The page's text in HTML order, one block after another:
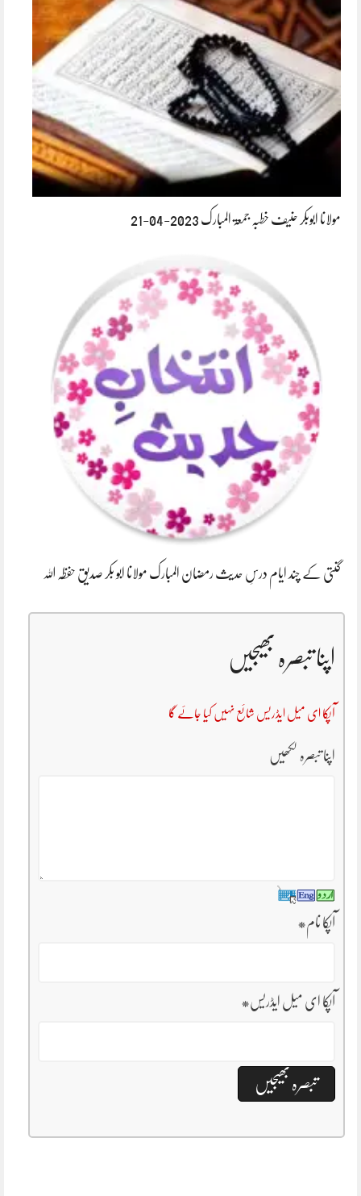
مولانا ابوبکر حنیف خطبہ جمعۃ المبارک 2023-04-21
گنتی کے چند ایام درسِ حدیث رمضان المبارک مولانا ابو بکر صدیق حفظہ اللہ
اپنا تبصرہ بھیجیں
آپکا ای میل ایڈریس شائع نہیں کیا جائے گا
اپنا تبصرہ لکھیں
آپکا نام*
آپکا ای میل ایڈریس*